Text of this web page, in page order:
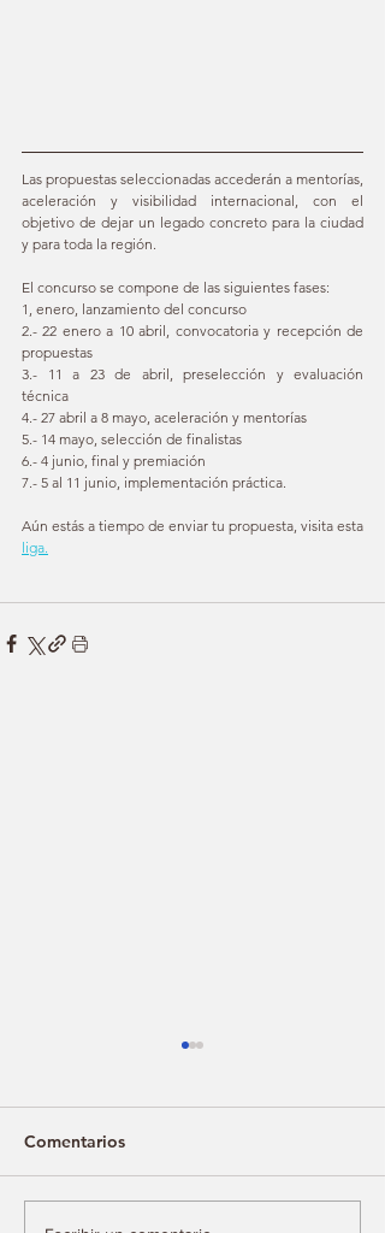
Las propuestas seleccionadas accederán a mentorías,
aceleración y visibilidad internacional, con el
objetivo de dejar un legado concreto para la ciudad
y para toda la región.
El concurso se compone de las siguientes fases:
1, enero, lanzamiento del concurso
2.- 22 enero a 10 abril, convocatoria y recepción de
propuestas
3.- 11 a 23 de abril, preselección y evaluación
técnica
4.- 27 abril a 8 mayo, aceleración y mentorías
5.- 14 mayo, selección de finalistas
6.- 4 junio, final y premiación
7.- 5 al 11 junio, implementación práctica.
liga.
Tecate Emblema 2026
Comentarios